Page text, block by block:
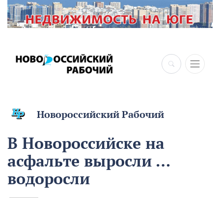
×
Новороссийский Рабочий
В Новороссийске на
асфальте выросли …
водоросли